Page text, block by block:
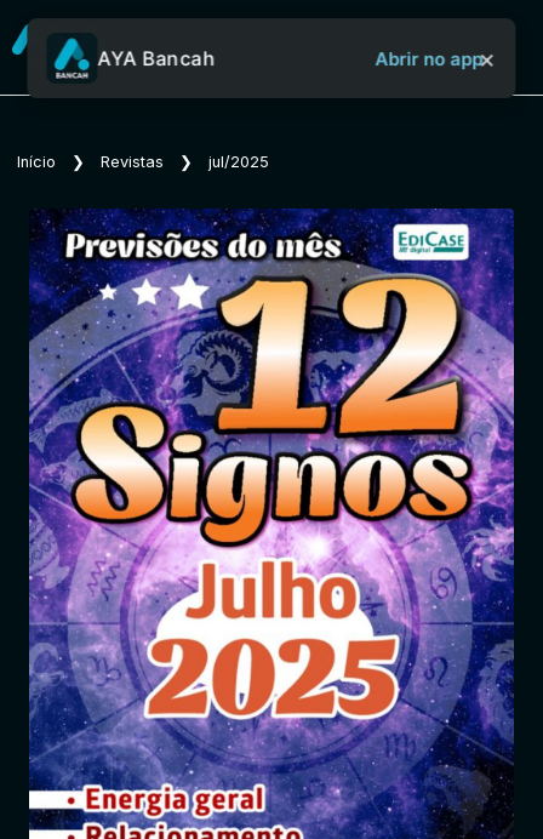
Sobre o Aya Bancah
Início
Revistas
Jornais
Notícias
Entrar
AYA Bancah Abrir no app×
Início ❯ Revistas ❯ jul/2025